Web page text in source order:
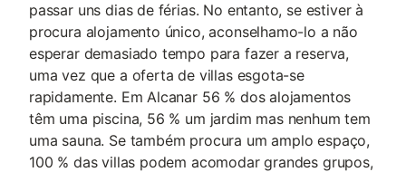
passar uns dias de férias. No entanto, se estiver à
procura alojamento único, aconselhamo-lo a não
esperar demasiado tempo para fazer a reserva,
uma vez que a oferta de villas esgota-se
rapidamente. Em Alcanar 56 % dos alojamentos
têm uma piscina, 56 % um jardim mas nenhum tem
uma sauna. Se também procura um amplo espaço,
100 % das villas podem acomodar grandes grupos,